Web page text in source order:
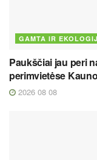
GAMTA IR
Paukščiai jau peri
perimvietėse
2026 08 08